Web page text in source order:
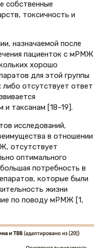
собственные
токсичность и
назначаемой после
пациенток с мРМЖ
хорошо
для этой группы
отсутствует ответ
и таксанам [18–19].
исследований,
в отношении
отсутствует
оптимального
потребность в
которые были
жизни
по поводу мРМЖ [1,